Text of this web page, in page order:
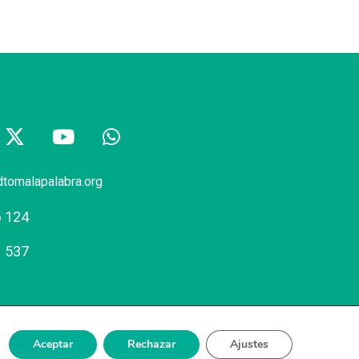
124
537
Aceptar Rechazar Ajustes